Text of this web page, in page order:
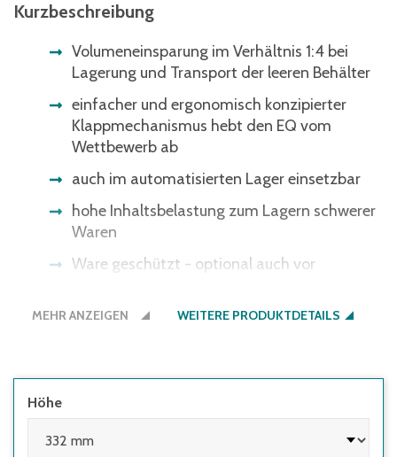
Kurzbeschreibung
Volumeneinsparung im Verhältnis 1:4 bei
Lagerung und Transport der leeren Behälter
einfacher und ergonomisch konzipierter
Klappmechanismus hebt den EQ vom
Wettbewerb ab
auch im automatisierten Lager einsetzbar
hohe Inhaltsbelastung zum Lagern schwerer
Waren
Ware geschützt - optional auch vor
MEHR ANZEIGEN WEITERE PRODUKTDETAILS
Höhe